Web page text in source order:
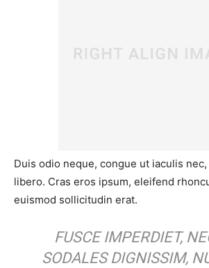
Duis odio neque, congue ut iaculis
libero. Cras eros ipsum, eleifend
euismod sollicitudin erat.
FUSCE IMPERDIET,
SODALES DIGNISSIM,